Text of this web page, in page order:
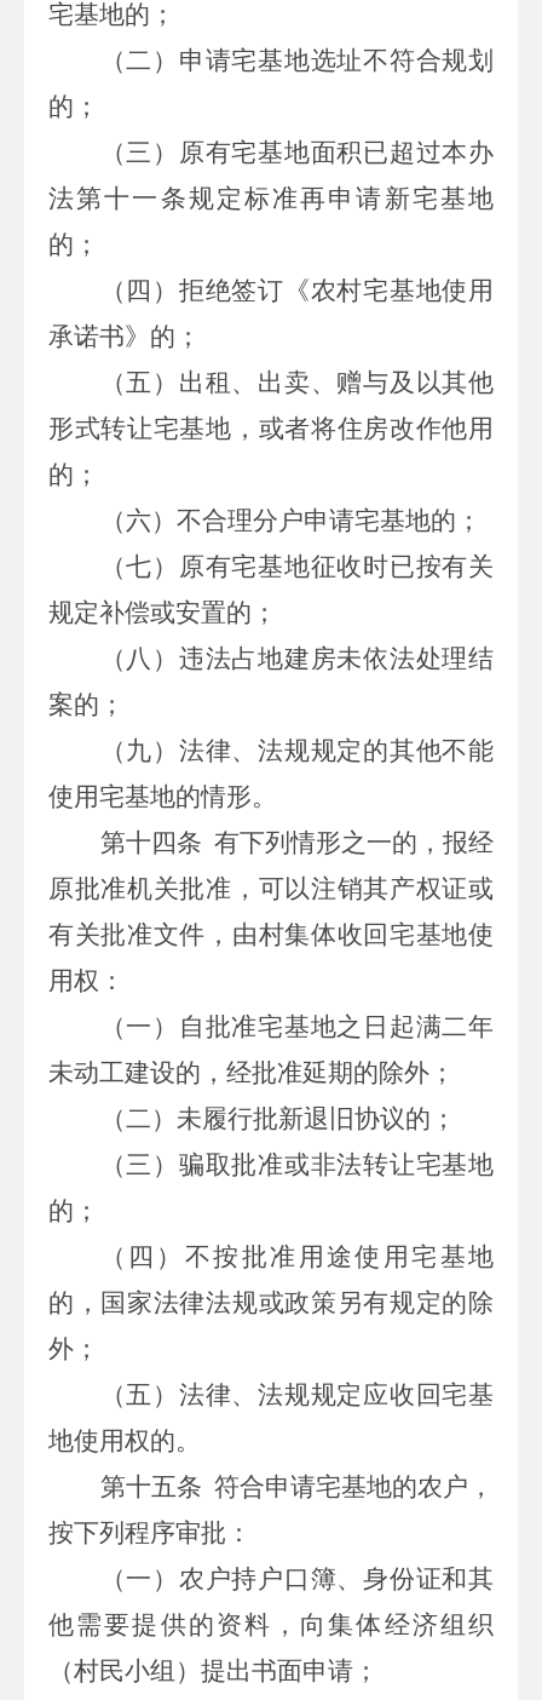
宅基地的；
（二）申请宅基地选址不符合规划
的；
（三）原有宅基地面积已超过本办
法第十一条规定标准再申请新宅基地
的；
（四）拒绝签订《农村宅基地使用
承诺书》的；
（五）出租、出卖、赠与及以其他
形式转让宅基地，或者将住房改作他用
的；
（六）不合理分户申请宅基地的；
（七）原有宅基地征收时已按有关
规定补偿或安置的；
（八）违法占地建房未依法处理结
案的；
（九）法律、法规规定的其他不能
使用宅基地的情形。
第十四条 有下列情形之一的，报经
原批准机关批准，可以注销其产权证或
有关批准文件，由村集体收回宅基地使
用权：
（一）自批准宅基地之日起满二年
未动工建设的，经批准延期的除外；
（二）未履行批新退旧协议的；
（三）骗取批准或非法转让宅基地
的；
（四）不按批准用途使用宅基地
的，国家法律法规或政策另有规定的除
外；
（五）法律、法规规定应收回宅基
地使用权的。
第十五条 符合申请宅基地的农户，
按下列程序审批：
（一）农户持户口簿、身份证和其
他需要提供的资料，向集体经济组织
（村民小组）提出书面申请；